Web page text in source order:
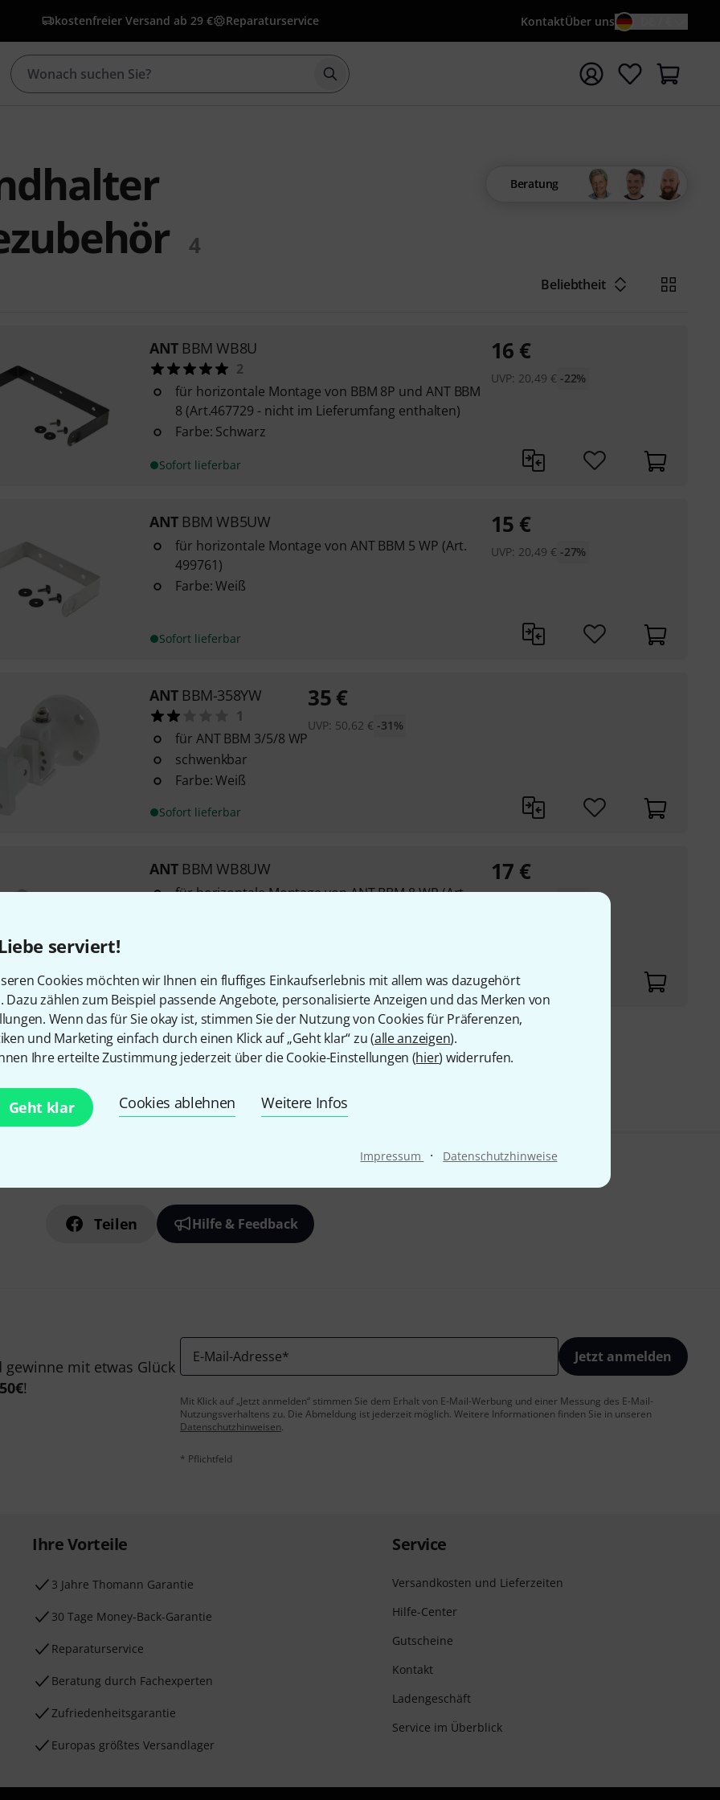
serviert!
Cookies möchten wir Ihnen ein fluffiges Einkaufserlebnis mit allem was dazugehört
Dazu zählen zum Beispiel passende Angebote, personalisierte Anzeigen und das Merken von
Wenn das für Sie okay ist, stimmen Sie der Nutzung von Cookies für Präferenzen,
und Marketing einfach durch einen Klick auf „Geht klar“ zu (alle anzeigen).
Ihre erteilte Zustimmung jederzeit über die Cookie-Einstellungen (hier) widerrufen.
Geht klar Cookies ablehnen Weitere Infos
Impressum · Datenschutzhinweise
kostenfreier Versand ab 29 € Reparaturservice KontaktÜber uns
Suche mit Suchwort {searchTerm} starten
4
Beratung
Beliebtheit
ANT BBM WB8U
2
für horizontale Montage von BBM 8P und ANT BBM
8 (Art.467729 - nicht im Lieferumfang enthalten)
Farbe: Schwarz
Sofort lieferbar
16 €
UVP: 20,49 € -22%
ANT BBM WB5UW
für horizontale Montage von ANT BBM 5 WP (Art.
499761)
Farbe: Weiß
Sofort lieferbar
15 €
UVP: 20,49 € -27%
ANT BBM-358YW
1
für ANT BBM 3/5/8 WP
schwenkbar
Farbe: Weiß
Sofort lieferbar
35 €
UVP: 50,62 € -31%
ANT BBM WB8UW
für horizontale Montage von ANT BBM 8 WP (Art.
Sofort lieferbar
17 €
Kostenloser Versand ab 29 €
Teilen Hilfe & Feedback
mit etwas Glück
50€!
E-Mail-Adresse* Jetzt anmelden
Mit Klick auf „Jetzt anmelden“ stimmen Sie dem Erhalt von E-Mail-Werbung und einer Messung des E-Mail-
Nutzungsverhaltens zu. Die Abmeldung ist jederzeit möglich. Weitere Informationen finden Sie in unseren
Datenschutzhinweisen.
* Pflichtfeld
Ihre Vorteile
3 Jahre Thomann Garantie
30 Tage Money-Back-Garantie
Reparaturservice
Beratung durch Fachexperten
Zufriedenheitsgarantie
Europas größtes Versandlager
Service
Versandkosten und Lieferzeiten
Hilfe-Center
Gutscheine
Kontakt
Ladengeschäft
Service im Überblick